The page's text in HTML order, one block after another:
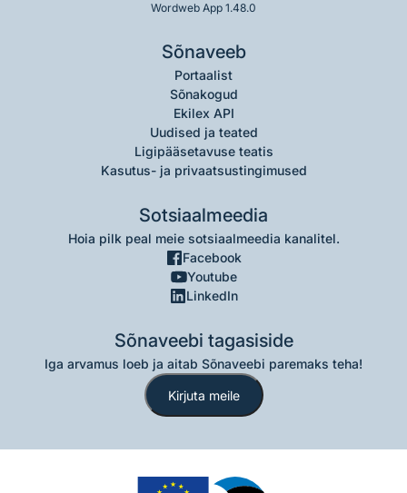
Wordweb App 1.48.0
Sõnaveeb
Portaalist
Sõnakogud
Ekilex API
Uudised ja teated
Ligipääsetavuse teatis
Kasutus- ja privaatsustingimused
Sotsiaalmeedia
Hoia pilk peal meie sotsiaalmeedia kanalitel.
Facebook
Youtube
LinkedIn
Sõnaveebi tagasiside
Iga arvamus loeb ja aitab Sõnaveebi paremaks teha!
Kirjuta meile